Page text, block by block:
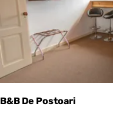
B&B De Postoari